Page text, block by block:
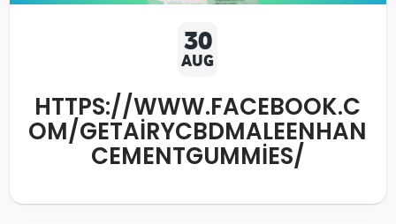
30
AUG
HTTPS://WWW.FACEBOOK.C
OM/GETAIRYCBDMALEENHAN
CEMENTGUMMIES/